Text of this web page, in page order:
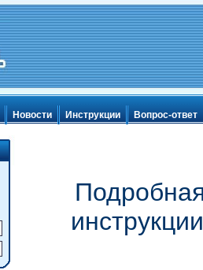
Новости Инструкции Вопрос-ответ